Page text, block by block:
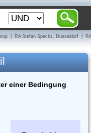
| RA Stefan Specks, Düsseldorf |
einer Bedingung